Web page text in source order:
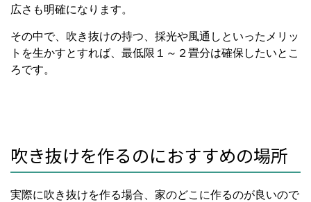
広さも明確になります。
その中で、吹き抜けの持つ、採光や風通しといったメリッ
トを生かすとすれば、最低限１～２畳分は確保したいとこ
ろです。
吹き抜けを作るのにおすすめの場所
実際に吹き抜けを作る場合、家のどこに作るのが良いので